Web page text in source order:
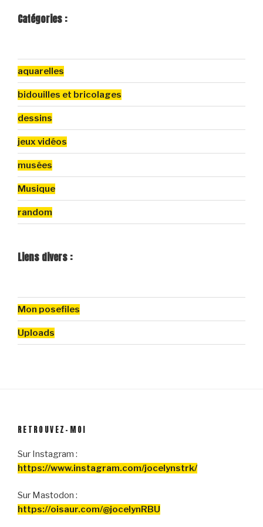
Catégories :
aquarelles
bidouilles et bricolages
dessins
jeux vidéos
musées
Musique
random
Liens divers :
Mon posefiles
Uploads
RETROUVEZ-MOI
Sur Instagram :
https://www.instagram.com/jocelynstrk/
Sur Mastodon :
https://oisaur.com/@jocelynRBU